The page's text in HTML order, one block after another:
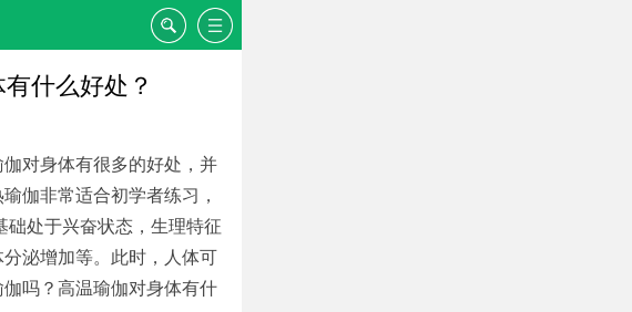
什么好处？
对身体有很多的好处，并
伽非常适合初学者练习，
础处于兴奋状态，生理特征
泌增加等。此时，人体可
吗？高温瑜伽对身体有什